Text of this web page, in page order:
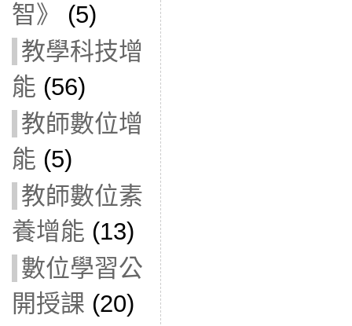
智》
(5)
教學科技增
能 (56)
教師數位增
能 (5)
教師數位素
養增能 (13)
數位學習公
開授課 (20)